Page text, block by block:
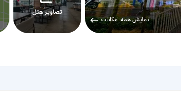
نمایش همه امکانات
تصاویر هتل